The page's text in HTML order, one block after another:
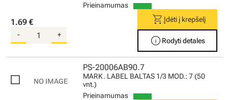
Prieinamumas
1.69 €
- +
shopping_cartĮdėti į krepšelį
info Rodyti detales
PS-20006AB90.7
MARK. LABEL BALTAS 1/3 MOD.: 7 (50
vnt.)
Prieinamumas